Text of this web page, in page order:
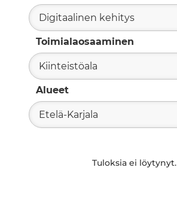
Digitaalinen kehitys
Toimialaosaaminen
Kiinteistöala
Alueet
Etelä-Karjala
Tuloksia ei löytynyt.